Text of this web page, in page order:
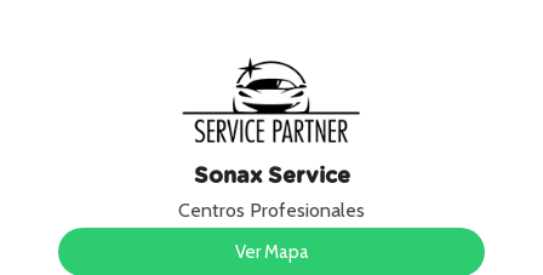
Sonax Service
Centros Profesionales
Ver Mapa